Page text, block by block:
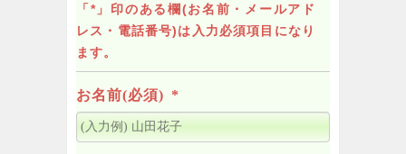
「*」印のある欄(お名前・メールアド
レス・電話番号)は入力必須項目になり
ます。
お名前(必須) *